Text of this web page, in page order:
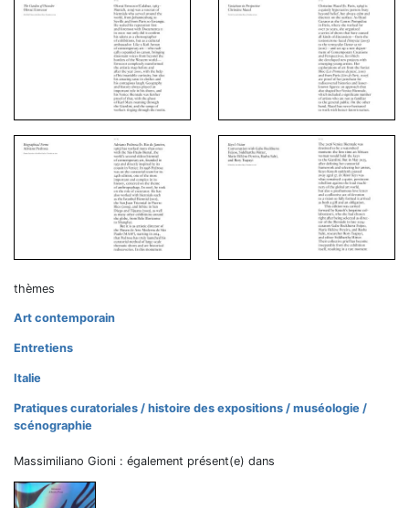
thèmes
Art contemporain
Entretiens
Italie
Pratiques curatoriales / histoire des expositions / muséologie /
scénographie
Massimiliano Gioni : également présent(e) dans